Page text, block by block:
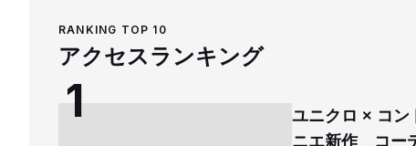
RANKING TOP 10
アクセスランキング
ユニクロ × コン
ニエ新作 コー